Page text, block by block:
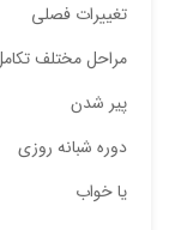
تغييرات فصلي
مراحل مختلف
پير شدن
دوره شبانه روزي
يا خواب